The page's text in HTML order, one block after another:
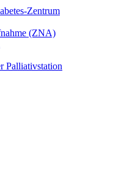
Zentrum
(ZNA)
Palliativstation